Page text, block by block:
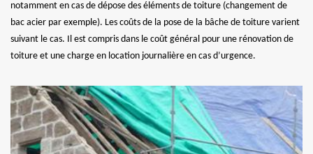
notamment en cas de dépose des éléments de toiture (changement de
bac acier par exemple). Les coûts de la pose de la bâche de toiture varient
suivant le cas. Il est compris dans le coût général pour une rénovation de
toiture et une charge en location journalière en cas d’urgence.